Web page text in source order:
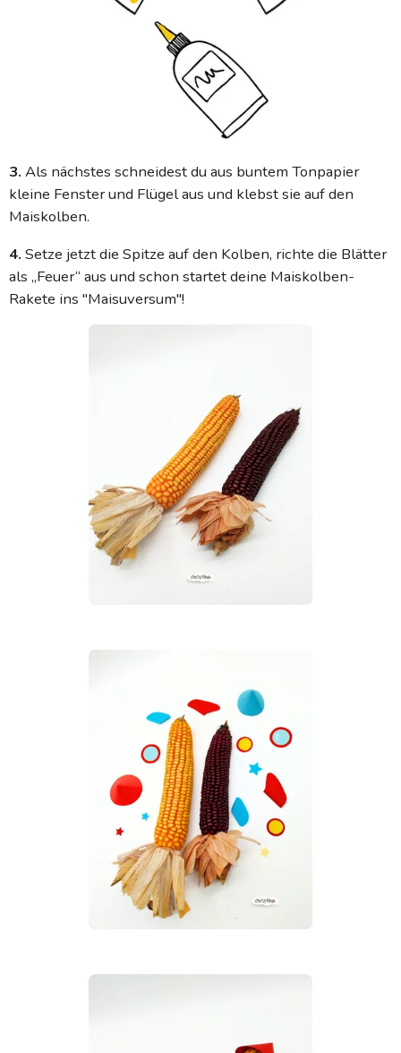
3. Als nächstes schneidest du aus buntem Tonpapier
kleine Fenster und Flügel aus und klebst sie auf den
Maiskolben.
4. Setze jetzt die Spitze auf den Kolben, richte die Blätter
als „Feuer“ aus und schon startet deine Maiskolben-
Rakete ins "Maisuversum"!